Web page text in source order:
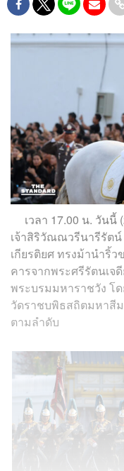
เวลา 17.00 น. วันนี้
เจ้าสิริวัณณวรีนารีรัต
เกียรติยศ ทรงม้านำริ้
คารจากพระศรีรัตนเจ
พระบรมมหาราชวัง โ
วัดราชบพิธสถิตมหาสี
ตามลำดับ